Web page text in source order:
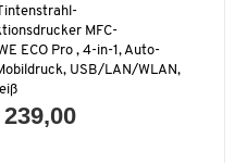
MFC-
ECO Pro , 4-in-1, Auto-
USB/LAN/WLAN,